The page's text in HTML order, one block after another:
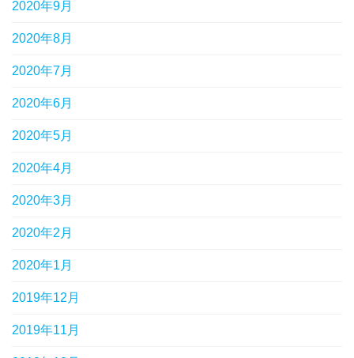
2020年9月
2020年8月
2020年7月
2020年6月
2020年5月
2020年4月
2020年3月
2020年2月
2020年1月
2019年12月
2019年11月